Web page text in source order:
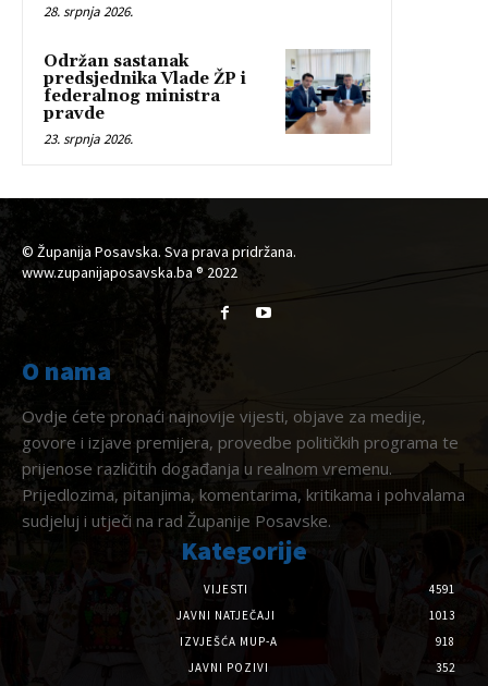
28. srpnja 2026.
Održan sastanak
predsjednika Vlade ŽP i
federalnog ministra
pravde
23. srpnja 2026.
© Županija Posavska. Sva prava pridržana.
www.zupanijaposavska.ba ® 2022
O nama
Ovdje ćete pronaći najnovije vijesti, objave za medije,
govore i izjave premijera, provedbe političkih programa te
prijenose različitih događanja u realnom vremenu.
Prijedlozima, pitanjima, komentarima, kritikama i pohvalama
sudjeluj i utječi na rad Županije Posavske.
Kategorije
VIJESTI
4591
JAVNI NATJEČAJI
1013
IZVJEŠĆA MUP-A
918
JAVNI POZIVI
352